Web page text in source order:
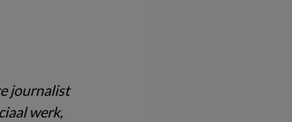
journalist
werk,